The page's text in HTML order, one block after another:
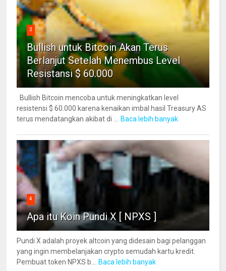
3
Bullish untuk Bitcoin Akan Terus
Berlanjut Setelah Menembus Level
Resistansi $ 60.000
Bullish Bitcoin mencoba untuk meningkatkan level
resistensi $ 60.000 karena kenaikan imbal hasil Treasury AS
terus mendatangkan akibat di ...
Baca lebih banyak
4
Apa itu Koin Pundi X [ NPXS ]
Pundi X adalah proyek altcoin yang didesain bagi pelanggan
yang ingin membelanjakan crypto semudah kartu kredit.
Pembuat token NPXS b...
Baca lebih banyak